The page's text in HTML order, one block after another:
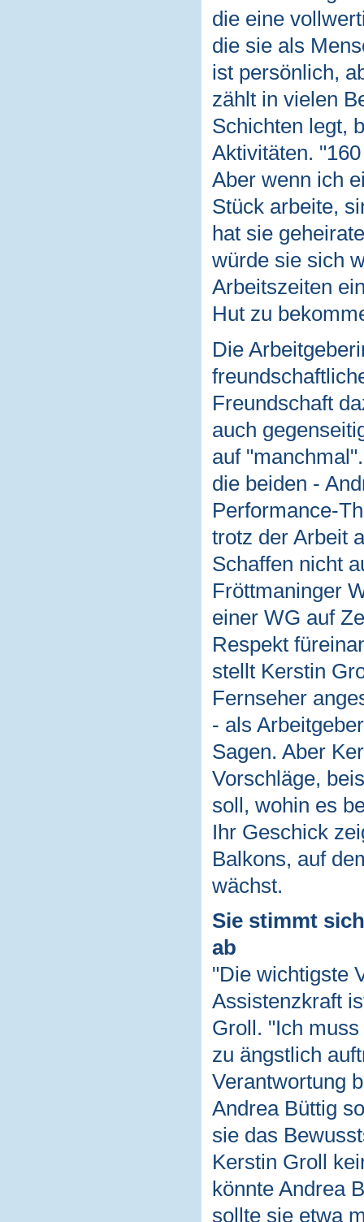
die eine
die sie als
ist persönlich,
zählt in vielen
Schichten legt,
Aktivitäten.
Aber wenn ich
Stück arbeite,
hat sie
würde sie sich
Arbeitszeiten
Hut zu
Die
Freundschaft
auch
auf
die beiden -
Performance-
trotz der Arbeit
Schaffen nicht
Fröttmaninger
einer WG auf
Respekt
stellt Kerstin
Fernseher
- als
Sagen. Aber
Vorschläge,
soll, wohin es
Ihr Geschick
Balkons, auf
wächst.
Sie stimmt
ab
"Die wichtigste
Assistenzkraft
Groll. "Ich
zu ängstlich
Verantwortung
Andrea Büttig
sie das
Kerstin Groll
könnte Andrea
sollte sie etwa